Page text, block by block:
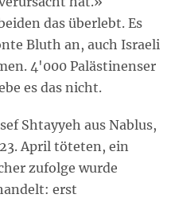
das überlebt. Es
Bluth an, auch Israeli
4'000 Palästinenser
es das nicht.
Shtayyeh aus Nablus,
April töteten, ein
zufolge wurde
erst